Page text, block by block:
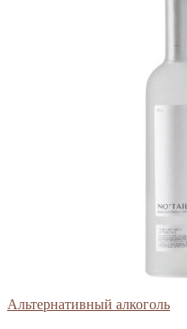
Альтернативный алкоголь